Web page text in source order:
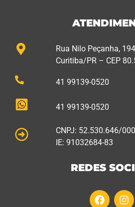
Rua Nilo Peçanha,
Curitiba/PR – CEP
41 99139-0520
41 99139-0520
CNPJ: 52.530.646/
IE: 91032684-83
REDES